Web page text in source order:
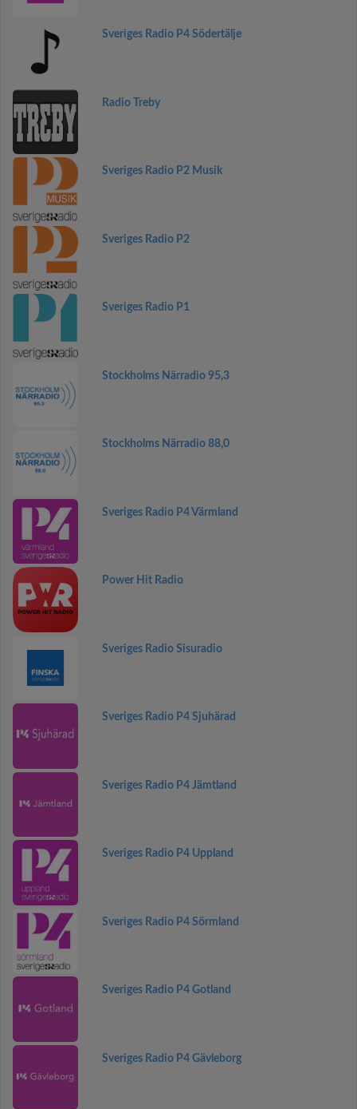
Sveriges Radio P4 Södertälje
Radio Treby
Sveriges Radio P2 Musik
Sveriges Radio P2
Sveriges Radio P1
Stockholms Närradio 95,3
Stockholms Närradio 88,0
Sveriges Radio P4 Värmland
Power Hit Radio
Sveriges Radio Sisuradio
Sveriges Radio P4 Sjuhärad
Sveriges Radio P4 Jämtland
Sveriges Radio P4 Uppland
Sveriges Radio P4 Sörmland
Sveriges Radio P4 Gotland
Sveriges Radio P4 Gävleborg